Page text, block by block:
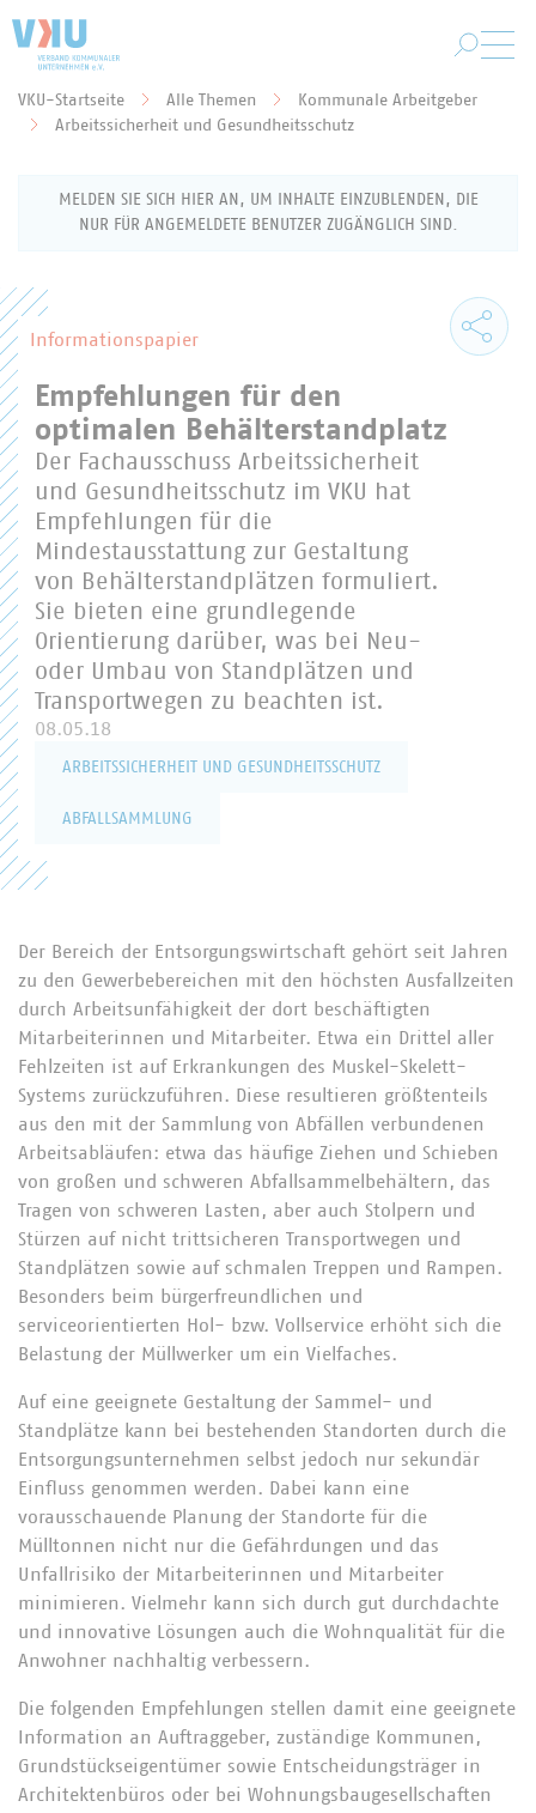
Sie befinden sich hier:
VKU-Startseite Alle Themen
Kommunale Arbeitgeber
Arbeitssicherheit und Gesundheitsschutz
MELDEN SIE SICH HIER AN, UM INHALTE EINZUBLENDEN, DIE
NUR FÜR ANGEMELDETE BENUTZER ZUGÄNGLICH SIND.
Anmeldung als VKU-Mitglied
Geben Sie Ihren Benutzernamen (Ihre E-Mail-
Adresse) und Ihr Passwort ein, um sich für den
Benutzername
Passwort vergessen?
Informationspapier
Empfehlungen für den
optimalen Behälterstandplatz
Der Fachausschuss Arbeitssicherheit
und Gesundheitsschutz im VKU hat
Empfehlungen für die
Mindestausstattung zur Gestaltung
von Behälterstandplätzen formuliert.
Sie bieten eine grundlegende
Orientierung darüber, was bei Neu-
oder Umbau von Standplätzen und
Transportwegen zu beachten ist.
08.05.18
ARBEITSSICHERHEIT UND GESUNDHEITSSCHUTZ
ABFALLSAMMLUNG
Der Bereich der Entsorgungswirtschaft gehört seit Jahren
zu den Gewerbebereichen mit den höchsten Ausfallzeiten
durch Arbeitsunfähigkeit der dort beschäftigten
Mitarbeiterinnen und Mitarbeiter. Etwa ein Drittel aller
Fehlzeiten ist auf Erkrankungen des Muskel-Skelett-
Systems zurückzuführen. Diese resultieren größtenteils
aus den mit der Sammlung von Abfällen verbundenen
Arbeitsabläufen: etwa das häufige Ziehen und Schieben
von großen und schweren Abfallsammelbehältern, das
Tragen von schweren Lasten, aber auch Stolpern und
Stürzen auf nicht trittsicheren Transportwegen und
Standplätzen sowie auf schmalen Treppen und Rampen.
Besonders beim bürgerfreundlichen und
serviceorientierten Hol- bzw. Vollservice erhöht sich die
Belastung der Müllwerker um ein Vielfaches.
Auf eine geeignete Gestaltung der Sammel- und
Standplätze kann bei bestehenden Standorten durch die
Entsorgungsunternehmen selbst jedoch nur sekundär
Einfluss genommen werden. Dabei kann eine
vorausschauende Planung der Standorte für die
Mülltonnen nicht nur die Gefährdungen und das
Unfallrisiko der Mitarbeiterinnen und Mitarbeiter
minimieren. Vielmehr kann sich durch gut durchdachte
und innovative Lösungen auch die Wohnqualität für die
Anwohner nachhaltig verbessern.
Die folgenden Empfehlungen stellen damit eine geeignete
Information an Auftraggeber, zuständige Kommunen,
Grundstückseigentümer sowie Entscheidungsträger in
Architektenbüros oder bei Wohnungsbaugesellschaften